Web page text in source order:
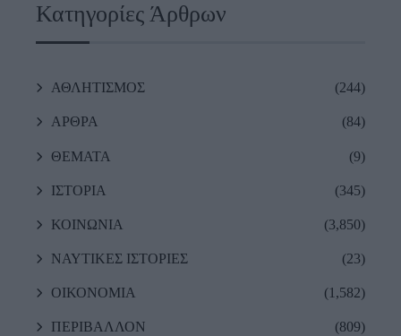
Κατηγορίες Άρθρων
ΑΘΛΗΤΙΣΜΟΣ (244)
ΑΡΘΡΑ (84)
ΘΕΜΑΤΑ (9)
ΙΣΤΟΡΙΑ (345)
ΚΟΙΝΩΝΙΑ (3,850)
ΝΑΥΤΙΚΕΣ ΙΣΤΟΡΙΕΣ (23)
ΟΙΚΟΝΟΜΙΑ (1,582)
ΠΕΡΙΒΑΛΛΟΝ (809)